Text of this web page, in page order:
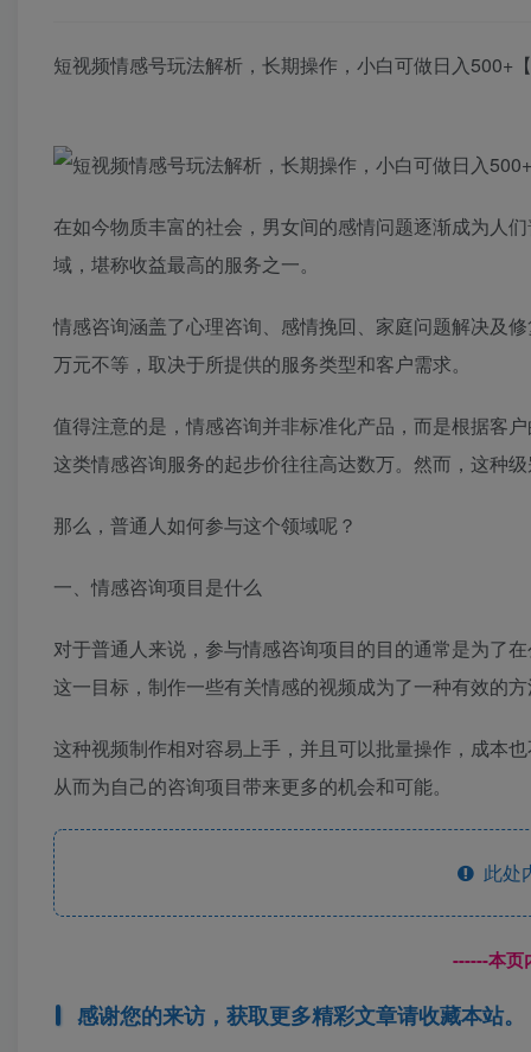
短视频情感号玩法解析，长期操作，小白可做日入500+
在如今物质丰富的社会，男女间的感情问题逐渐成为人
域，堪称收益最高的服务之一。
情感咨询涵盖了心理咨询、感情挽回、家庭问题解决及
万元不等，取决于所提供的服务类型和客户需求。
值得注意的是，情感咨询并非标准化产品，而是根据客
这类情感咨询服务的起步价往往高达数万。然而，这种
那么，普通人如何参与这个领域呢？
一、情感咨询项目是什么
对于普通人来说，参与情感咨询项目的目的通常是为了
这一目标，制作一些有关情感的视频成为了一种有效的
这种视频制作相对容易上手，并且可以批量操作，成本
从而为自己的咨询项目带来更多的机会和可能。
此处
------本页
感谢您的来访，获取更多精彩文章请收藏本站。